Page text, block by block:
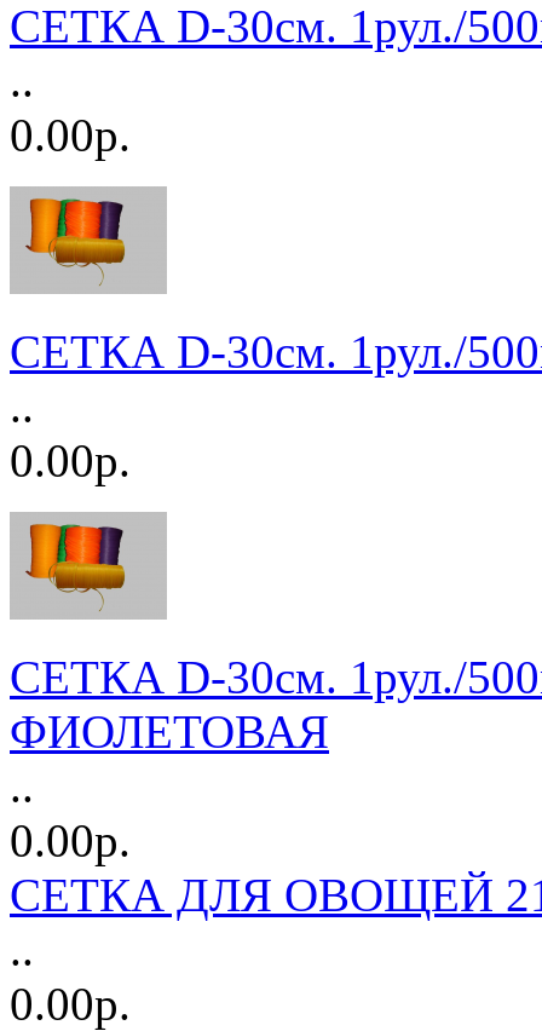
СЕТКА D-30см. 1рул./
..
0.00р.
СЕТКА D-30см. 1рул./
..
0.00р.
СЕТКА D-30см. 1рул./
ФИОЛЕТОВАЯ
..
0.00р.
СЕТКА ДЛЯ ОВОЩЕЙ
..
0.00р.